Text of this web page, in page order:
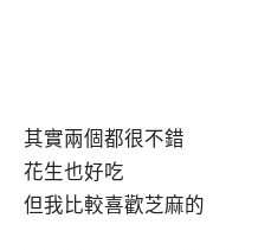
其實兩個都很不錯
花生也好吃
但我比較喜歡芝麻的